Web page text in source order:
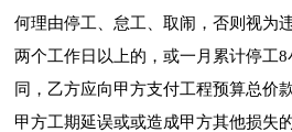
何理由停工、怠工、取闹，否则视为
两个工作日以上的，或一月累计停工
同，乙方应向甲方支付工程预算总价
甲方工期延误或或造成甲方其他损失